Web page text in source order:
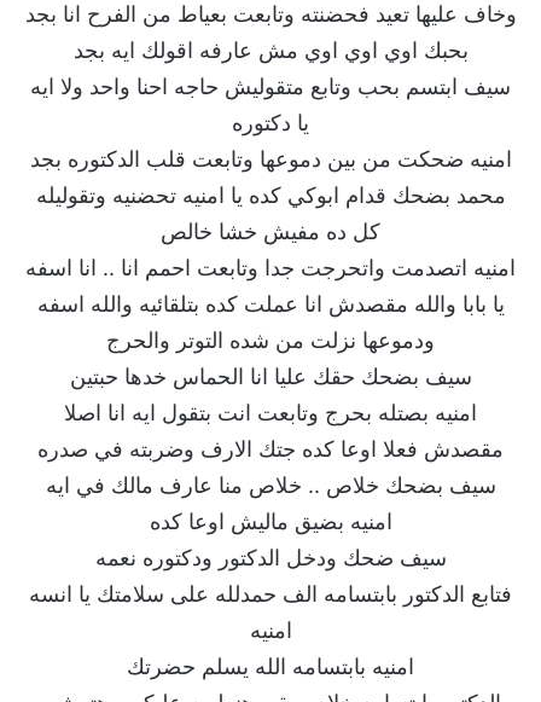
وخاف عليها تعيد فحضنته وتابعت بعياط من الفرح انا بجد
بحبك اوي اوي اوي مش عارفه اقولك ايه بجد
سيف ابتسم بحب وتابع متقوليش حاجه احنا واحد ولا ايه
يا دكتوره
امنيه ضحكت من بين دموعها وتابعت قلب الدكتوره بجد
محمد بضحك قدام ابوكي كده يا امنيه تحضنيه وتقوليله
كل ده مفيش خشا خالص
امنيه اتصدمت واتحرجت جدا وتابعت احمم انا .. انا اسفه
يا بابا والله مقصدش انا عملت كده بتلقائيه والله اسفه
ودموعها نزلت من شده التوتر والحرج
سيف بضحك حقك عليا انا الحماس خدها حبتين
امنيه بصتله بحرج وتابعت انت بتقول ايه انا اصلا
مقصدش فعلا اوعا كده جتك الارف وضربته في صدره
سيف بضحك خلاص .. خلاص منا عارف مالك في ايه
امنيه بضيق ماليش اوعا كده
سيف ضحك ودخل الدكتور ودكتوره نعمه
فتابع الدكتور بابتسامه الف حمدلله على سلامتك يا انسه
امنيه
امنيه بابتسامه الله يسلم حضرتك